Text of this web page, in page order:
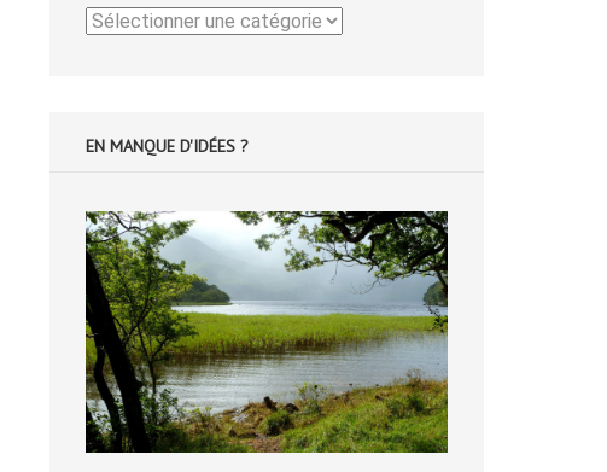
Catégories
EN MANQUE D'IDÉES ?